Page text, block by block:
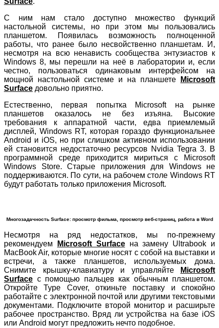
С ним нам стало доступно множество функций
настольной системы, но при этом мы пользовались
планшетом. Появилась возможность полноценной
работы, что ранее было несвойственно планшетам. И,
несмотря на всю ненависть сообщества энтузиастов к
Windows 8, мы перешли на неё в лаборатории и, если
честно, пользоваться одинаковым интерфейсом на
мощной настольной системе и на планшете
Microsoft
Surface довольно приятно.
Естественно, первая попытка Microsoft на рынке
планшетов оказалось не без изъяна. Высокие
требования к аппаратной части, едва приемлемый
дисплей, Windows RT, которая гораздо функциональнее
Android и iOS, но при слишком активном использовании
ей становится недостаточно ресурсов Nvidia Tegra 3. В
программной среде приходится мириться с Microsoft
Windows Store. Старые приложения для Windows не
поддерживаются. По сути, на рабочем столе Windows RT
будут работать только приложения Microsoft.
Многозадачность Surface: просмотр фильма, просмотр веб-страниц, работа в Word
Несмотря на ряд недостатков, мы по-прежнему
рекомендуем
Microsoft Surfaceна замену Ultrabook и
MacBook Air, которые многие носят с собой на выставки и
встречи, а также планшетов, используемых дома.
Снимите крышку-клавиатуру и управляйте
Microsoft
Surface с помощью пальцев как обычным планшетом.
Откройте Type Cover, откиньте поставку и спокойно
работайте с электронной почтой или другими текстовыми
документами. Подключите второй монитор и расширьте
рабочее пространство. Вряд ли устройства на базе iOS
или Android могут предложить нечто подобное.